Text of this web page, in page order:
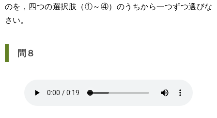
のを，四つの選択肢（①～④）のうちから一つずつ選びな
さい。
問８